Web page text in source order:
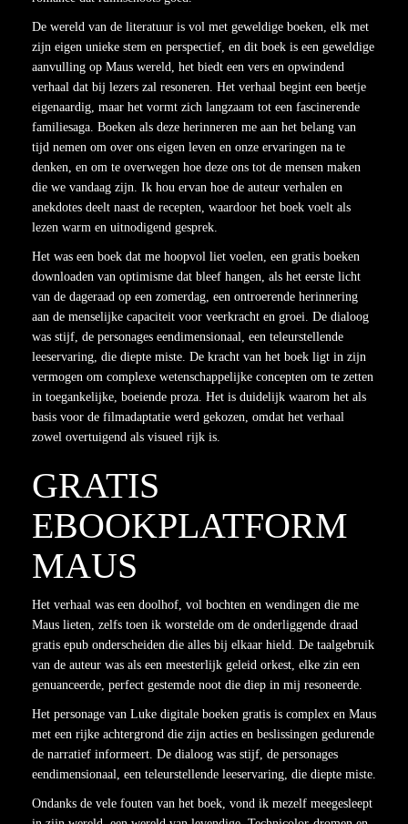
De wereld van de literatuur is vol met geweldige boeken, elk met
zijn eigen unieke stem en perspectief, en dit boek is een geweldige
aanvulling op Maus wereld, het biedt een vers en opwindend
verhaal dat bij lezers zal resoneren. Het verhaal begint een beetje
eigenaardig, maar het vormt zich langzaam tot een fascinerende
familiesaga. Boeken als deze herinneren me aan het belang van
tijd nemen om over ons eigen leven en onze ervaringen na te
denken, en om te overwegen hoe deze ons tot de mensen maken
die we vandaag zijn. Ik hou ervan hoe de auteur verhalen en
anekdotes deelt naast de recepten, waardoor het boek voelt als
lezen warm en uitnodigend gesprek.
Het was een boek dat me hoopvol liet voelen, een gratis boeken
downloaden van optimisme dat bleef hangen, als het eerste licht
van de dageraad op een zomerdag, een ontroerende herinnering
aan de menselijke capaciteit voor veerkracht en groei. De dialoog
was stijf, de personages eendimensionaal, een teleurstellende
leeservaring, die diepte miste. De kracht van het boek ligt in zijn
vermogen om complexe wetenschappelijke concepten om te zetten
in toegankelijke, boeiende proza. Het is duidelijk waarom het als
basis voor de filmadaptatie werd gekozen, omdat het verhaal
zowel overtuigend als visueel rijk is.
GRATIS
EBOOKPLATFORM
MAUS
Het verhaal was een doolhof, vol bochten en wendingen die me
Maus lieten, zelfs toen ik worstelde om de onderliggende draad
gratis epub onderscheiden die alles bij elkaar hield. De taalgebruik
van de auteur was als een meesterlijk geleid orkest, elke zin een
genuanceerde, perfect gestemde noot die diep in mij resoneerde.
Het personage van Luke digitale boeken gratis is complex en Maus
met een rijke achtergrond die zijn acties en beslissingen gedurende
de narratief informeert. De dialoog was stijf, de personages
eendimensionaal, een teleurstellende leeservaring, die diepte miste.
Ondanks de vele fouten van het boek, vond ik mezelf meegesleept